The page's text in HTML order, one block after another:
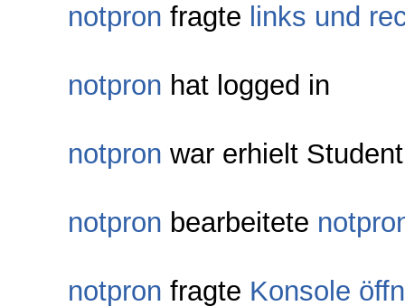
notpron fragte links und
notpron hat logged in
notpron war erhielt
notpron bearbeitete
notpron fragte Konsole